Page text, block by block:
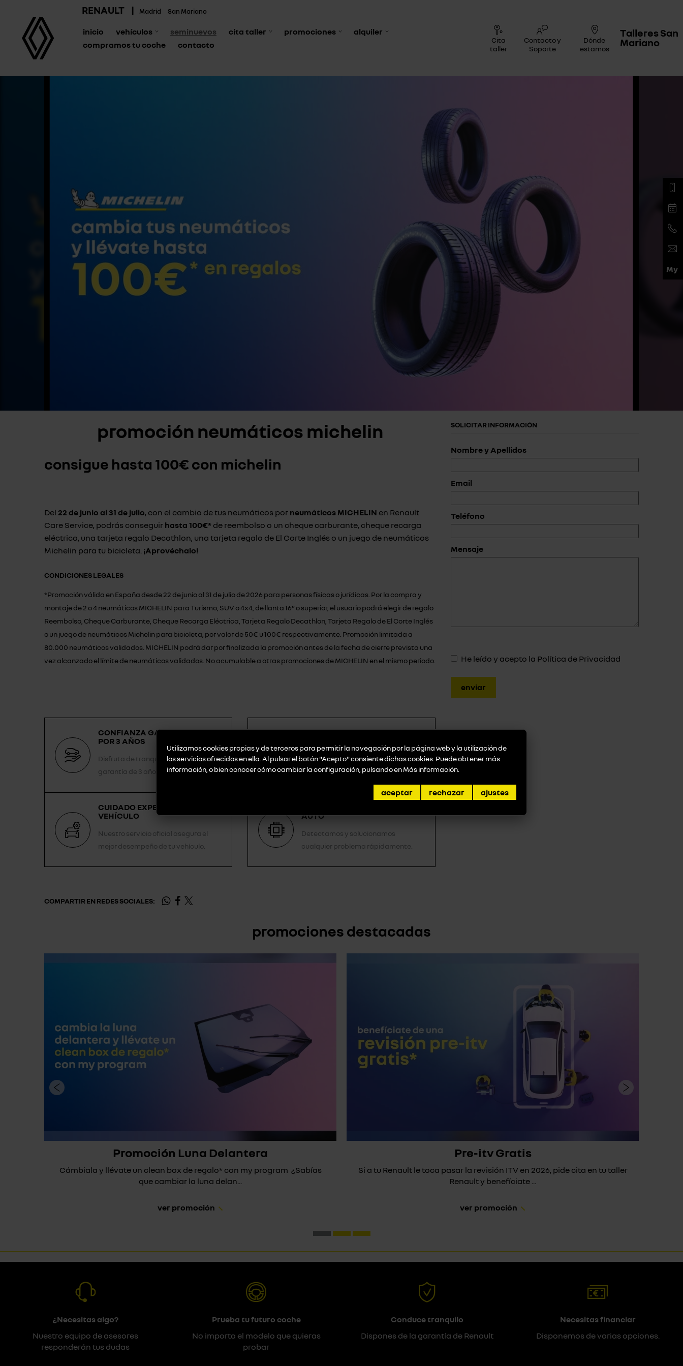
RENAULT | Madrid San Mariano
inicio vehículos seminuevos cita taller promociones
alquiler
compramos tu coche
contacto
Cita
taller
Contacto y
Soporte
Dónde
estamos
Talleres San
Mariano
promoción neumáticos michelin
consigue hasta 100€ con michelin
Del 22 de junio al 31 de julio, con el cambio de tus neumáticos por neumáticos MICHELIN en Renault
Care Service, podrás conseguir hasta 100€* de reembolso o un cheque carburante, cheque recarga
eléctrica, una tarjeta regalo Decathlon, una tarjeta regalo de El Corte Inglés o un juego de neumáticos
Michelin para tu bicicleta. ¡Aprovéchalo!
CONDICIONES LEGALES
*Promoción válida en España desde 22 de junio al 31 de julio de 2026 para personas físicas o jurídicas. Por la compra y
montaje de 2 o 4 neumáticos MICHELIN para Turismo, SUV o 4x4, de llanta 16” o superior, el usuario podrá elegir de regalo
Reembolso, Cheque Carburante, Cheque Recarga Eléctrica, Tarjeta Regalo Decathlon, Tarjeta Regalo de El Corte Inglés
o un juego de neumáticos Michelin para bicicleta, por valor de 50€ u 100€ respectivamente. Promoción limitada a
80.000 neumáticos validados. MICHELIN podrá dar por finalizada la promoción antes de la fecha de cierre prevista una
vez alcanzado el límite de neumáticos validados. No acumulable a otras promociones de MICHELIN en el mismo periodo.
CONFIANZA GARANTIZADA
POR 3 AÑOS
Disfruta de tranquilidad con la
garantía de 3 años.
RECAMBIOS ORIGINALES,
Maximiza la vida útil de tu producto
con piezas auténticas.
CUIDADO EXPERTO PARA TU
VEHÍCULO
Nuestro servicio oficial asegura el
mejor desempeño de tu vehículo.
AUTO
Detectamos y solucionamos
cualquier problema rápidamente.
COMPARTIR EN REDES SOCIALES:
SOLICITAR INFORMACIÓN
Nombre y Apellidos
Email
Teléfono
Mensaje
He leído y acepto la Política de Privacidad
promociones destacadas
Promoción Luna Delantera
Cámbiala y llévate un clean box de regalo* con my program ¿Sabías
que cambiar la luna delan...
ver promoción
Pre-itv Gratis
Si a tu Renault le toca pasar la revisión ITV en 2026, pide cita en tu taller
Renault y benefíciate ...
ver promoción
Utilizamos cookies propias y de terceros para permitir la navegación por la página web y la utilización de
los servicios ofrecidos en ella. Al pulsar el botón "Acepto" consiente dichas cookies. Puede obtener más
información, o bien conocer cómo cambiar la configuración, pulsando enMás información
aceptar rechazar ajustes
¿Necesitas algo?
Nuestro equipo de asesores
responderán tus dudas
Prueba tu futuro coche
No importa el modelo que quieras
probar
Conduce tranquilo
Dispones de la garantía de Renault
Necesitas financiar
Disponemos de varias opciones.